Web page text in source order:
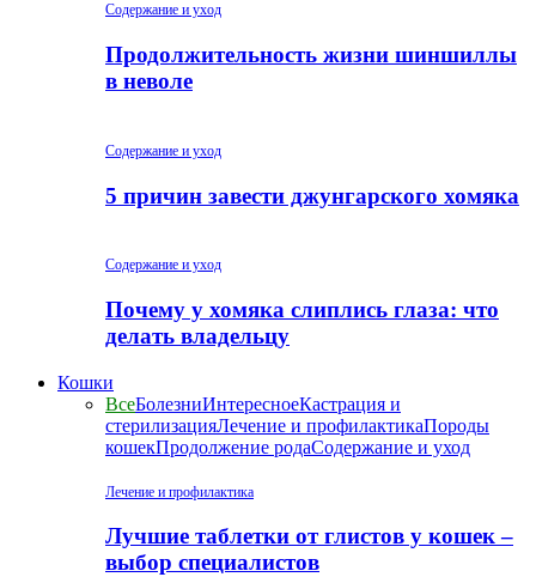
Содержание и уход
Продолжительность жизни шиншиллы
в неволе
Содержание и уход
5 причин завести джунгарского хомяка
Содержание и уход
Почему у хомяка слиплись глаза: что
делать владельцу
Кошки
ВсеБолезниИнтересноеКастрация и
стерилизацияЛечение и профилактикаПороды
кошекПродолжение родаСодержание и уход
Лечение и профилактика
Лучшие таблетки от глистов у кошек –
выбор специалистов